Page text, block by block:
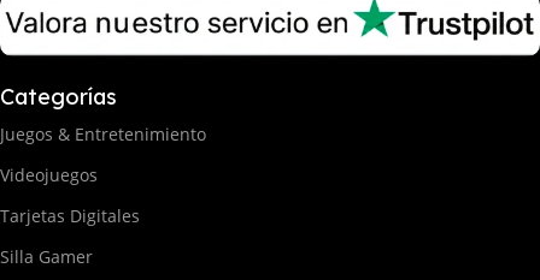
Categorías
Juegos & Entretenimiento
Videojuegos
Tarjetas Digitales
Silla Gamer